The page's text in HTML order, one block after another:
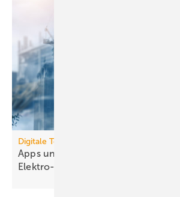
Digitale Tools
Apps und Soft­ware für die TGA- und
Elek­tro-Branche